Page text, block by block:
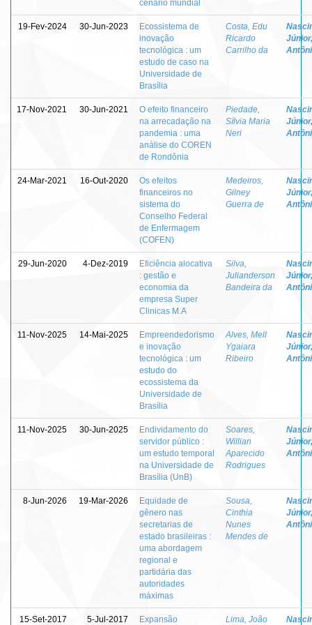
cenário mundial
19-Fev-2024 30-Jun-2023
Ecossistema de
inovação
tecnológica : um
estudo de caso na
Universidade de
Brasília
Costa, Edu
Ricardo
Carrilho da
Júnior,
17-Nov-2021 30-Jun-2021
O efeito financeiro
na arrecadação na
pandemia : uma
análise do COREN
de Rondônia
Piedade,
Sílvia Maria
Neri
Júnior,
24-Mar-2021 16-Out-2020
Os efeitos
financeiros no
sistema do
Conselho Federal
de Enfermagem
(COFEN)
Medeiros,
Gilney
Guerra de
Júnior,
29-Jun-2020 4-Dez-2019
Eficiência alocativa
: gestão e
economia da
empresa Super
Clinicas M.A
Silva,
Julianderson
Bandeira da
Júnior,
11-Nov-2025 14-Mai-2025
Empreendedorismo
e inovação
tecnológica : um
estudo do
ecossistema da
Universidade de
Brasília
Alves, Mell
Ygaiara
Ribeiro
Júnior,
11-Nov-2025 30-Jun-2025
Endividamento do
servidor público :
um estudo temporal
na Universidade de
Brasília (UnB)
Soares,
Willian
Aparecido
Rodrigues
Júnior,
8-Jun-2026 19-Mar-2026
Equidade de
gênero nas
secretarias de
estado brasileiras :
uma abordagem
regional e
partidária das
autoridades
máximas
Sousa,
Cinthia
Nunes
Mendes de
Júnior,
15-Set-2017 5-Jul-2017
Expansão
Lima, João